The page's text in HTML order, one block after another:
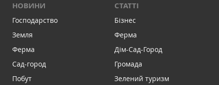
НОВИНИ
Господарство
Земля
Ферма
Сад-город
Побут
СТАТТІ
Бізнес
Ферма
Дім-Сад-Город
Громада
Зелений туризм